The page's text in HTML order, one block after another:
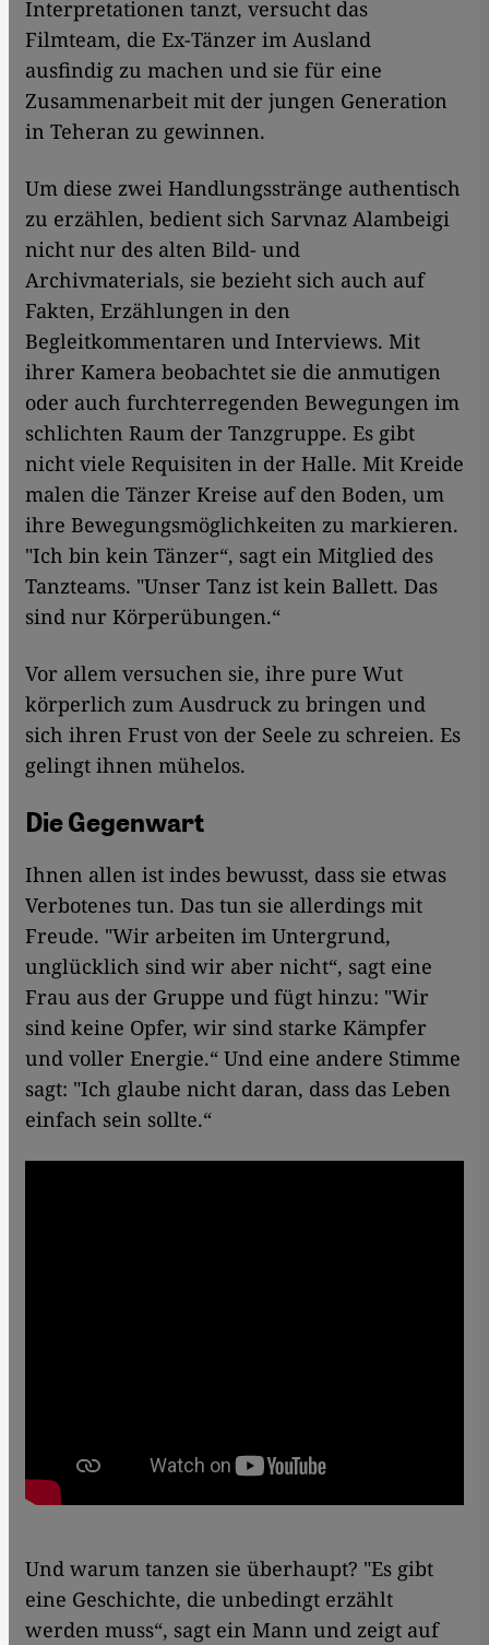
Interpretationen tanzt, versucht das
Filmteam, die Ex-Tänzer im Ausland
ausfindig zu machen und sie für eine
Zusammenarbeit mit der jungen Generation
in Teheran zu gewinnen.
Um diese zwei Handlungsstränge authentisch
zu erzählen, bedient sich Sarvnaz Alambeigi
nicht nur des alten Bild- und
Archivmaterials, sie bezieht sich auch auf
Fakten, Erzählungen in den
Begleitkommentaren und Interviews. Mit
ihrer Kamera beobachtet sie die anmutigen
oder auch furchterregenden Bewegungen im
schlichten Raum der Tanzgruppe. Es gibt
nicht viele Requisiten in der Halle. Mit Kreide
malen die Tänzer Kreise auf den Boden, um
ihre Bewegungsmöglichkeiten zu markieren.
"Ich bin kein Tänzer“, sagt ein Mitglied des
Tanzteams. "Unser Tanz ist kein Ballett. Das
sind nur Körperübungen.“
Vor allem versuchen sie, ihre pure Wut
körperlich zum Ausdruck zu bringen und
sich ihren Frust von der Seele zu schreien. Es
gelingt ihnen mühelos.
Die Gegenwart
Ihnen allen ist indes bewusst, dass sie etwas
Verbotenes tun. Das tun sie allerdings mit
Freude. "Wir arbeiten im Untergrund,
unglücklich sind wir aber nicht“, sagt eine
Frau aus der Gruppe und fügt hinzu: "Wir
sind keine Opfer, wir sind starke Kämpfer
und voller Energie.“ Und eine andere Stimme
sagt: "Ich glaube nicht daran, dass das Leben
einfach sein sollte.“
Und warum tanzen sie überhaupt? "Es gibt
eine Geschichte, die unbedingt erzählt
werden muss“, sagt ein Mann und zeigt auf